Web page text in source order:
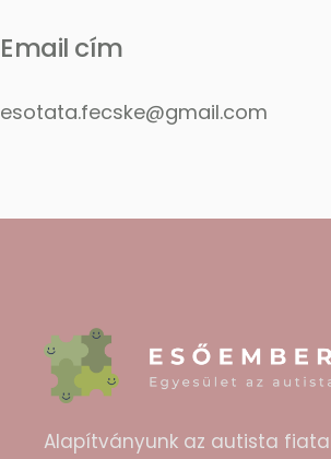
Email cím
esotata.fecske@gmail.com
Alapítványunk az autista